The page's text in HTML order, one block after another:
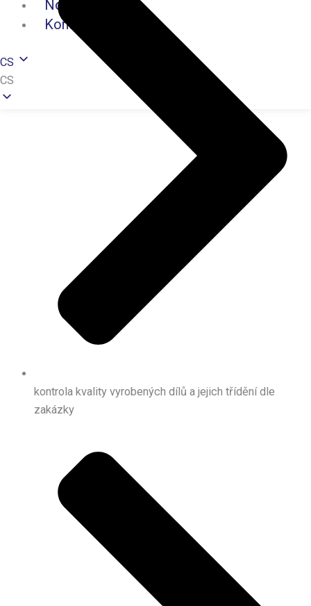
Novinky
Kontakt
CS
CS
kontrola kvality vyrobených dílů a jejich třídění dle
zakázky